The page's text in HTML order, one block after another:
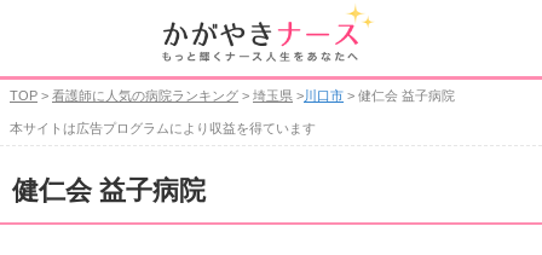
TOP > 看護師に人気の病院ランキング > 埼玉県 > 川口市 > 健仁会 益子病院
本サイトは広告プログラムにより収益を得ています
健仁会 益子病院